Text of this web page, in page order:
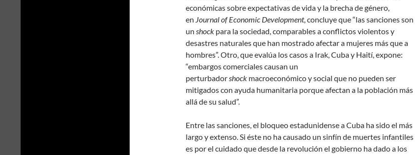
económicas sobre expectativas de vida y la brecha de género,
en Journal of Economic Development, concluye que “las sanciones son
un shock para la sociedad, comparables a conflictos violentos y
desastres naturales que han mostrado afectar a mujeres más que a
hombres”. Otro, que evalúa los casos a Irak, Cuba y Haití, expone:
“embargos comerciales causan un
perturbadorshock macroeconómico y social que no pueden ser
mitigados con ayuda humanitaria porque afectan a la población más
allá de su salud”.
Entre las sanciones, el bloqueo estadunidense a Cuba ha sido el más
largo y extenso. Si éste no ha causado un sinfín de muertes infantiles
es por el cuidado que desde la revolución el gobierno ha dado a los